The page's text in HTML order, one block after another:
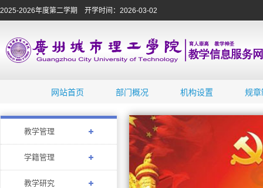
2025-2026年度第二学期 开学时间：2026-03-02
网站首页 部门概况 机构设置 规章
教学管理
学籍管理
教学研究